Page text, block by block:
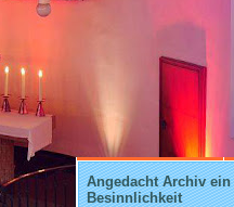
Angedacht Archiv
Besinnlichkeit